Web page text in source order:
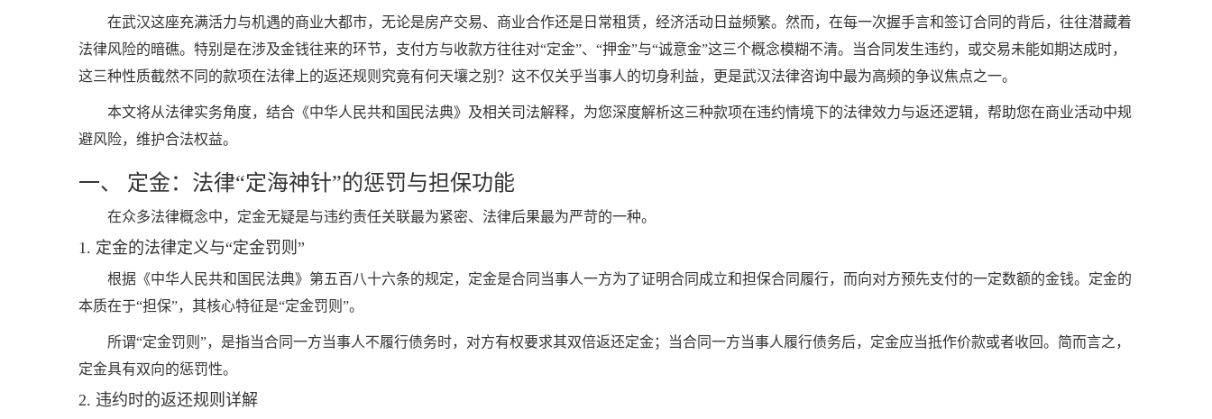
在武汉这座充满活力与机遇的商业大都市，无论是房产交易、商业合作还是日常租赁，经济活动日益频繁。然而，在每一次握手言和签订合同的背后，往往潜藏着
法律风险的暗礁。特别是在涉及金钱往来的环节，支付方与收款方往往对“定金”、“押金”与“诚意金”这三个概念模糊不清。当合同发生违约，或交易未能如期达成时，
这三种性质截然不同的款项在法律上的返还规则究竟有何天壤之别？这不仅关乎当事人的切身利益，更是武汉法律咨询中最为高频的争议焦点之一。
本文将从法律实务角度，结合《中华人民共和国民法典》及相关司法解释，为您深度解析这三种款项在违约情境下的法律效力与返还逻辑，帮助您在商业活动中规
避风险，维护合法权益。
一、 定金：法律“定海神针”的惩罚与担保功能
在众多法律概念中，定金无疑是与违约责任关联最为紧密、法律后果最为严苛的一种。
1. 定金的法律定义与“定金罚则”
根据《中华人民共和国民法典》第五百八十六条的规定，定金是合同当事人一方为了证明合同成立和担保合同履行，而向对方预先支付的一定数额的金钱。定金的
本质在于“担保”，其核心特征是“定金罚则”。
所谓“定金罚则”，是指当合同一方当事人不履行债务时，对方有权要求其双倍返还定金；当合同一方当事人履行债务后，定金应当抵作价款或者收回。简而言之，
定金具有双向的惩罚性。
2. 违约时的返还规则详解